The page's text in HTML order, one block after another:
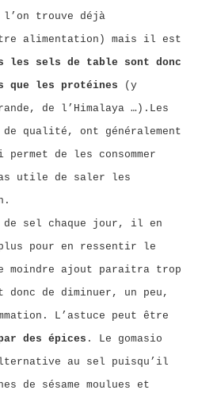
trouve déjà
alimentation) mais il est
les sels de table sont donc
que les protéines (y
de l’Himalaya …).Les
de qualité, ont généralement
permet de les consommer
utile de saler les
de sel chaque jour, il en
pour en ressentir le
moindre ajout paraitra trop
de diminuer, un peu,
L’astuce peut être
des épices . Le gomasio
au sel puisqu’il
de sésame moulues et